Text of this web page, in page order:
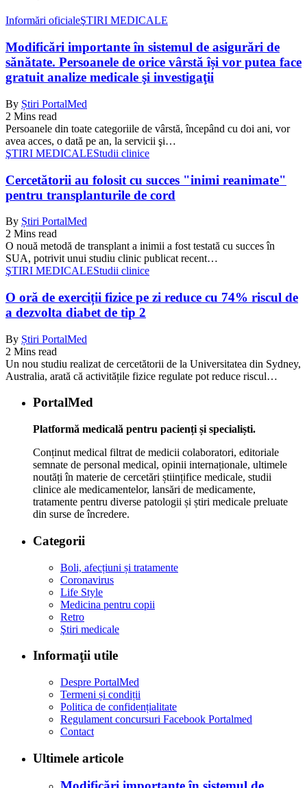
Informări oficialeŞTIRI MEDICALE
Modificări importante în sistemul de asigurări de
sănătate. Persoanele de orice vârstă își vor putea face
gratuit analize medicale şi investigaţii
By Știri PortalMed
2 Mins read
Persoanele din toate categoriile de vârstă, începând cu doi ani, vor
avea acces, o dată pe an, la servicii şi…
ŞTIRI MEDICALEStudii clinice
Cercetătorii au folosit cu succes "inimi reanimate"
pentru transplanturile de cord
By Știri PortalMed
2 Mins read
O nouă metodă de transplant a inimii a fost testată cu succes în
SUA, potrivit unui studiu clinic publicat recent…
ŞTIRI MEDICALEStudii clinice
O oră de exerciții fizice pe zi reduce cu 74% riscul de
a dezvolta diabet de tip 2
By Știri PortalMed
2 Mins read
Un nou studiu realizat de cercetătorii de la Universitatea din Sydney,
Australia, arată că activitățile fizice regulate pot reduce riscul…
PortalMed
Platformă medicală pentru pacienți și specialiști.
Conținut medical filtrat de medicii colaboratori, editoriale
semnate de personal medical, opinii internaționale, ultimele
noutăți în materie de cercetări științifice medicale, studii
clinice ale medicamentelor, lansări de medicamente,
tratamente pentru diverse patologii și știri medicale preluate
din surse de încredere.
Categorii
Boli, afecțiuni și tratamente
Coronavirus
Life Style
Medicina pentru copii
Retro
Ştiri medicale
Informaţii utile
Despre PortalMed
Termeni și condiții
Politica de confidențialitate
Regulament concursuri Facebook Portalmed
Contact
Ultimele articole